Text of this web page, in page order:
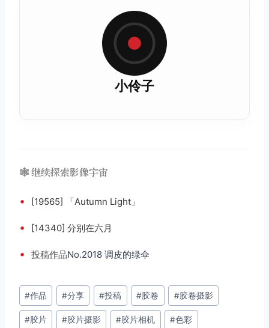
小伶子
🕸️ 继续探索影像宇宙
• [19565] 「Autumn Light」
• [14340] 分别在六月
• 投稿作品No.2018 调皮的绿伞
文
章
标
#作品 #分享 #投稿 #胶卷 #胶卷摄影
#胶片 #胶片摄影 #胶片相机 #色彩